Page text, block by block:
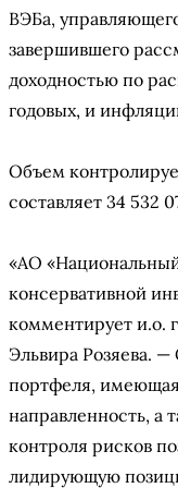
ВЭБа,
завершившего
доходностью по
годовых, и
Объем
составляет 34 532
«АО
консервативной
комментирует и.о.
Эльвира Розяева. —
портфеля,
направленность, а
контроля рисков
лидирующую